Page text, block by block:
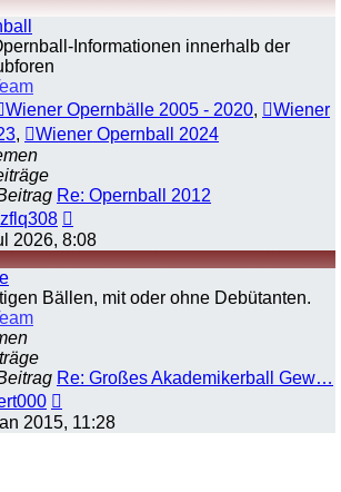
Informationen innerhalb der
Wiener Opernbälle 2005 - 2020,
Wiener
,
Wiener Opernball 2024
Re: Opernball 2012
Beitrag
2026, 8:08
Bällen, mit oder ohne Debütanten.
Re: Großes Akademikerball Gew…
Beitrag
2015, 11:28